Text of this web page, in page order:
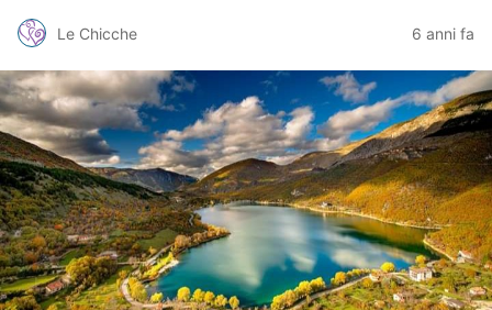
Le Chicche 6 anni fa